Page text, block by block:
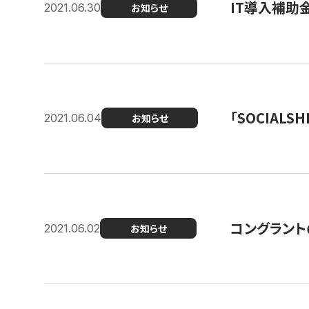
2021.06.30 お知らせ IT導入補助
2021.06.04 お知らせ 「
2021.06.02 お知らせ コングラン